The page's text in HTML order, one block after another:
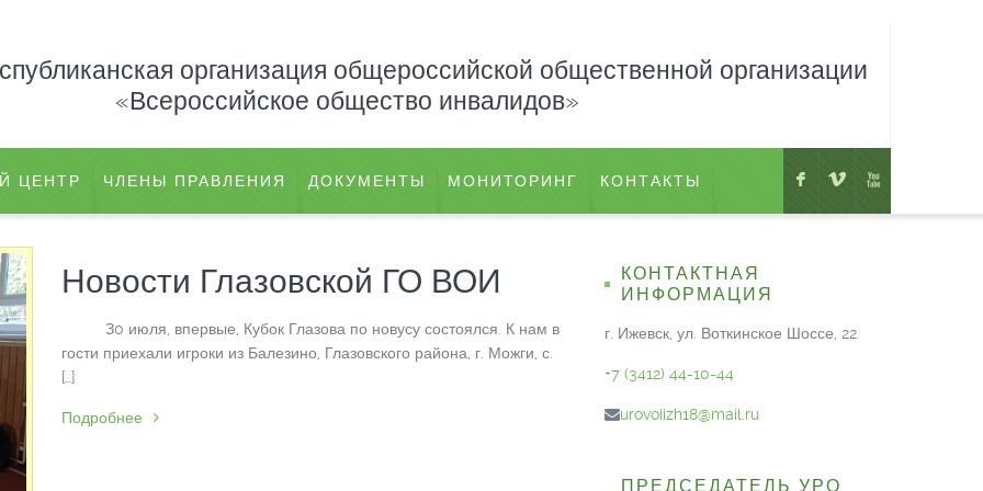
F V X
организация общероссийской общественной организации
«Всероссийское общество инвалидов»
ЦЕНТР ЧЛЕНЫ ПРАВЛЕНИЯ ДОКУМЕНТЫ МОНИТОРИНГ КОНТАКТЫ
Новости Глазовской ГО ВОИ
З0 июля, впервые, Кубок Глазова по новусу состоялся. К нам в
гости приехали игроки из Балезино, Глазовского района, г. Можги, с.
[…]
Подробнее
КОНТАКТНАЯ
ИНФОРМАЦИЯ
г. Ижевск, ул. Воткинское Шоссе, 22
+7 (3412) 44-10-44
urovoiizh18@mail.ru
ПРЕДСЕДАТЕЛЬ УРО